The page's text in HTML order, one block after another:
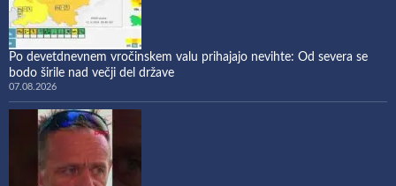
Po devetdnevnem vročinskem valu prihajajo nevihte: Od severa se
bodo širile nad večji del države
07.08.2026